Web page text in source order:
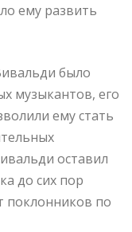
ему развить
было
музыкантов, его
ему стать
оставил
до сих пор
поклонников по